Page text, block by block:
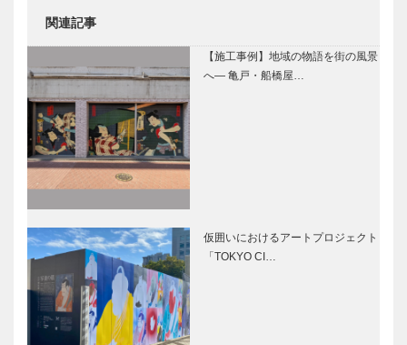
関連記事
【施工事例】地域の物語を街の風景
へ― 亀戸・船橋屋…
仮囲いにおけるアートプロジェクト
「TOKYO CI…